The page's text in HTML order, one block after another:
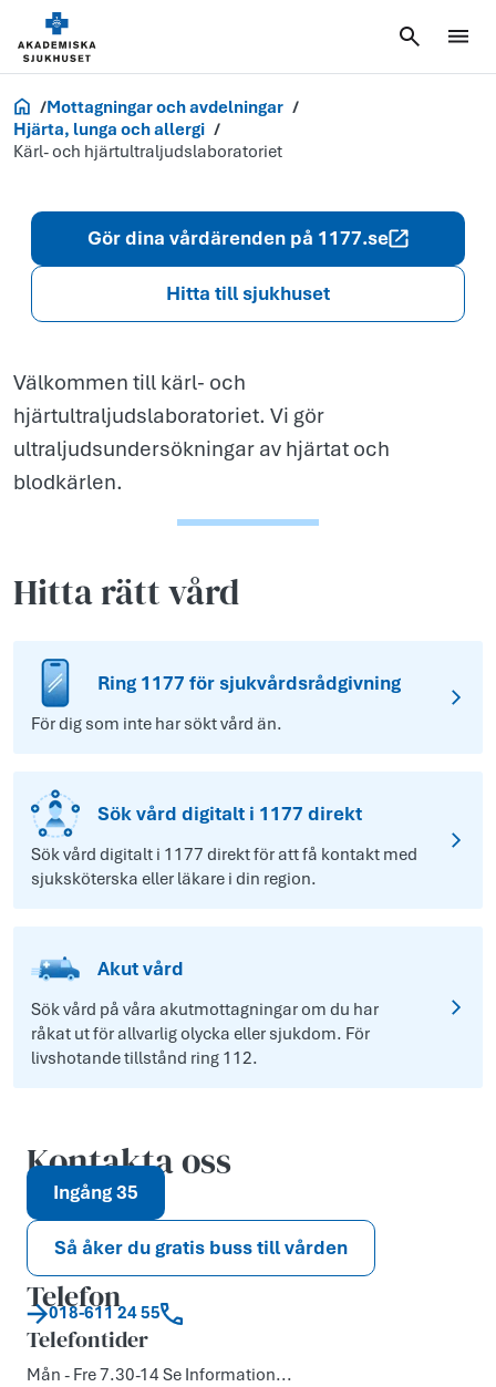
Akademiska.se
Mottagningar och avdelningar
Hjärta, lunga och allergi
Kärl- och hjärtultraljudslaboratoriet
Kärl- och
Gör dina vårdärenden på 1177.se
Hitta till sjukhuset
Välkommen till kärl- och
hjärtultraljudslaboratoriet. Vi gör
ultraljudsundersökningar av hjärtat och
blodkärlen.
Hitta rätt vård
Ring 1177 för sjukvårdsrådgivning
För dig som inte har sökt vård än.
Sök vård digitalt i 1177 direkt
Sök vård digitalt i 1177 direkt för att få kontakt med
sjuksköterska eller läkare i din region.
Akut vård
Sök vård på våra akutmottagningar om du har
råkat ut för allvarlig olycka eller sjukdom. För
livshotande tillstånd ring 112.
Kontakta oss
Ingång 35
Så åker du gratis buss till vården
Telefon
018-611 24 55
Telefontider
Mån - Fre 7.30-14 Se Information...